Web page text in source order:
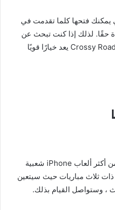
يمكنك فتحها كلما تقدمت في
حقًا. لذلك إذا كنت تبحث عن
لعبة بسيطة لتمضية الوقت ، فإن Crossy Road يعد خيارًا قويًا
Candy Crush Saga هي واحدة من أكثر ألعاب iPhone شعبية
ذات ثلاث مباريات حيث سيتعين
، وستواصل القيام بذلك.